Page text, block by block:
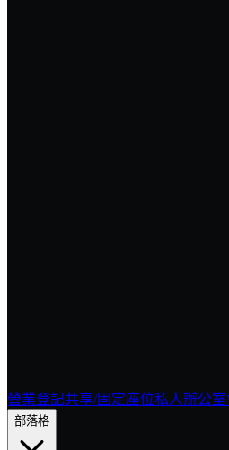
營業登記共享/固定座位私人辦公室
部落格